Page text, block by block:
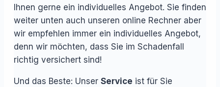
Ihnen gerne ein individuelles Angebot. Sie finden
weiter unten auch unseren online Rechner aber
wir empfehlen immer ein individuelles Angebot,
denn wir möchten, dass Sie im Schadenfall
richtig versichert sind!
Und das Beste: Unser Service ist für Sie